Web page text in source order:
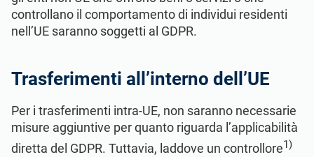
AS9100
Settore Automotive
controllano il comportamento di individui residenti
nell’UE saranno soggetti al GDPR.
Trasferimenti all’interno dell’UE
Per i trasferimenti intra-UE, non saranno necessarie
misure aggiuntive per quanto riguarda l’applicabilità
diretta del GDPR. Tuttavia, laddove un controllore1)